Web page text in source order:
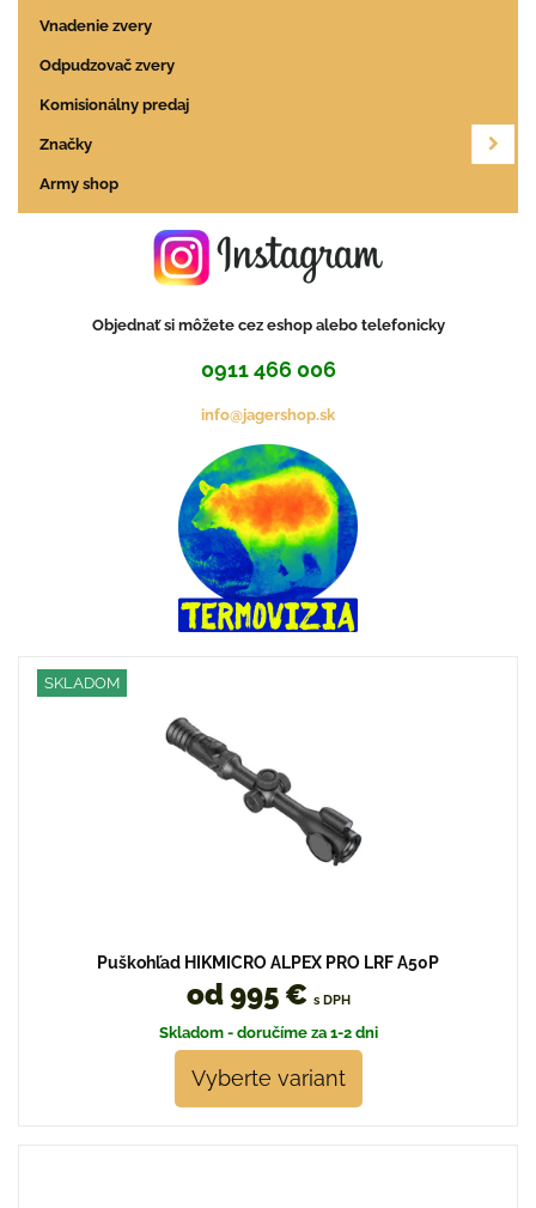
Vnadenie zvery
Odpudzovač zvery
Komisionálny predaj
Značky
Army shop
Objednať si môžete cez eshop alebo telefonicky
0911 466 006
info@jagershop.sk
SKLADOM
Puškohľad HIKMICRO ALPEX PRO LRF A50P
od 995 € s DPH
Skladom - doručíme za 1-2 dni
Vyberte variant